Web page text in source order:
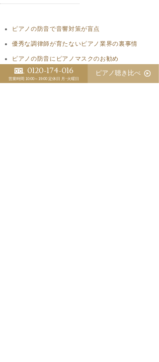
0120-174-016
営業時間 10:00～19:00 定休日 月･火曜日
ピアノの防音で音響対策が盲点
優秀な調律師が育たないピアノ業界の裏事情
ピアノの防音にピアノマスクのお勧め
マンションでのピアノ防音対策ピアノ聴き比べ